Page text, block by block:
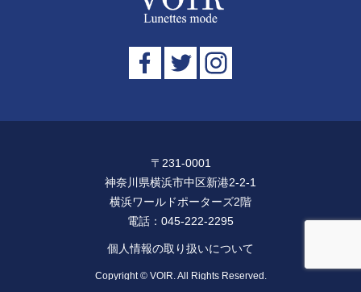
〒231-0001
神奈川県横浜市中区新港2-2-1
横浜ワールドポーターズ2階
電話： 045-222-2295
個人情報の取り扱いについて
Copyright © VOIR. All Rights Reserved.